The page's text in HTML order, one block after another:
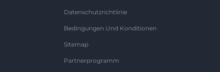
Datenschutzrichtlinie
Bedingungen Und Konditionen
Sitemap
Partnerprogramm